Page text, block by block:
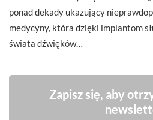
ponad dekady ukazujący
medycyny, która dzięki implantom
świata dźwięków…
Zapisz się, aby